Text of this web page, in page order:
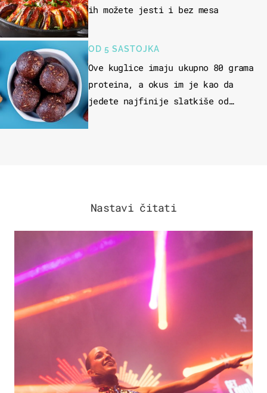
ih možete jesti i bez mesa
OD 5 SASTOJKA
Ove kuglice imaju ukupno 80 grama
proteina, a okus im je kao da
jedete najfinije slatkiše od
Nastavi čitati
KULTURA & ZABAVA